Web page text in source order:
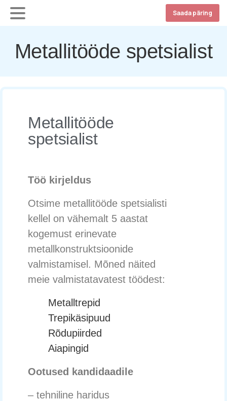
Saada päring
Metallitööde spetsialist
Metallitööde
spetsialist
Töö kirjeldus
Otsime metallitööde spetsialisti
kellel on vähemalt 5 aastat
kogemust erinevate
metallkonstruktsioonide
valmistamisel. Mõned näited
meie valmistatavatest töödest:
Metalltrepid
Trepikäsipuud
Rõdupiirded
Aiapingid
Ootused kandidaadile
– tehniline haridus